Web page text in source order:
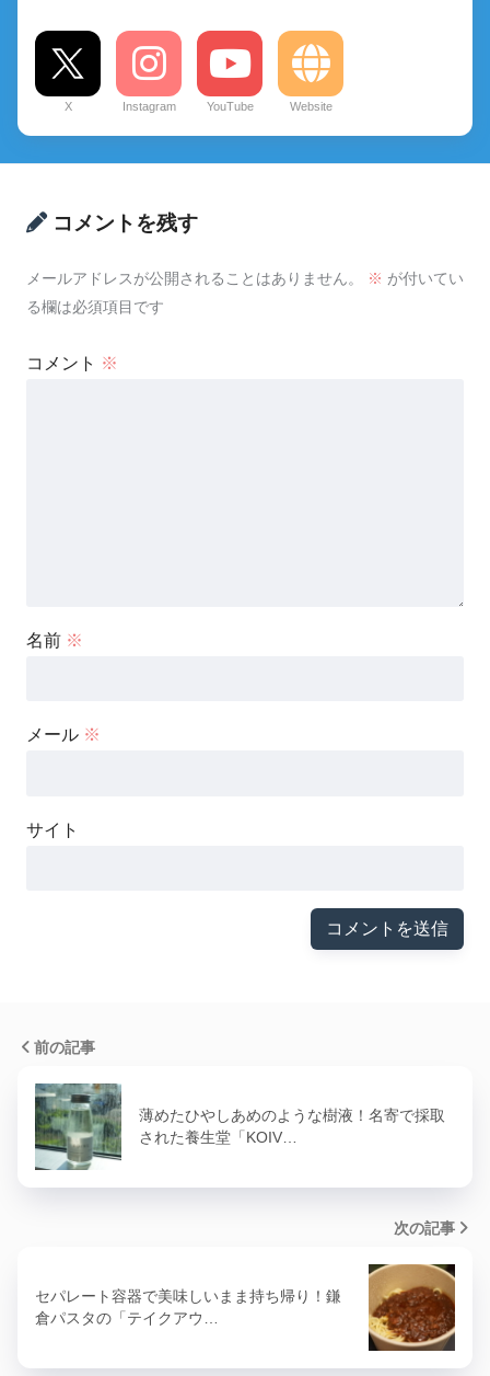
X Instagram YouTube Website
コメントを残す
メールアドレスが公開されることはありません。 ※ が付いてい
る欄は必須項目です
コメント ※
名前 ※
メール ※
サイト
前の記事
薄めたひやしあめのような樹液！名寄で採取
された養生堂「KOIV…
次の記事
セパレート容器で美味しいまま持ち帰り！鎌
倉パスタの「テイクアウ…